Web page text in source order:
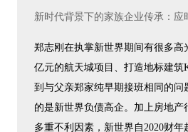
新时代背景下的家族企业传承：应
郑志刚在执掌新世界期间有很多高
亿元的航天城项目、打造地标建筑
到与父亲郑家纯早期接班相同的问
的是新世界负债高企。加上房地产
多重不利因素，新世界自2020财年